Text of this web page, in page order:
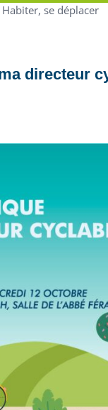
Habiter, se déplacer
directeur